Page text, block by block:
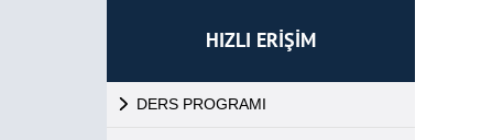
HIZLI ERİŞİM
DERS PROGRAMI